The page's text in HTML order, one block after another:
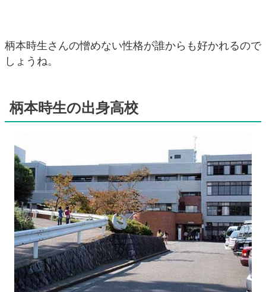
柄本時生さんの憎めない性格が誰からも好かれるので
しょうね。
柄本時生の出身高校